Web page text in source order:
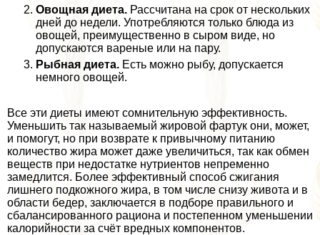
Овощная диета. Рассчитана на срок от нескольких
дней до недели. Употрeбляются только блюда из
овощей, преимущественно в сыром виде, но
допускаются вареные или на пару.
Рыбная диета. Есть можно рыбу, допускается
немного овощей.
Все эти диеты имеют сомнительную эффективность.
Уменьшить так называемый жировой фартук они, может,
и помогут, но при возврате к привычному питанию
количество жира может даже увеличиться, так как обмен
веществ при недостатке нутриентов непременно
замедлится. Более эффективный способ сжигания
лишнего подкожного жира, в том числе снизу живота и в
области бедер, заключается в подборе правильного и
сбалансированного рациона и постепенном уменьшении
калорийности за счёт вредных компонентов.